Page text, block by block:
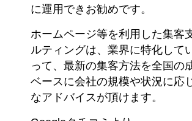
に運用できお勧めです。
ホームページ等を利用した集客
ルティングは、業界に特化して
って、最新の集客方法を全国の
ベースに会社の規模や状況に応
なアドバイスが頂けます。